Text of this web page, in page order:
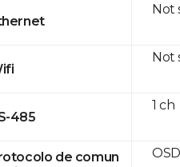
485
de comun
Not
Not
1 ch